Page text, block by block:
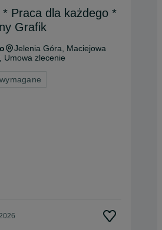
Praca dla każdego *
Grafik
Jelenia Góra, Maciejowa
Umowa zlecenie